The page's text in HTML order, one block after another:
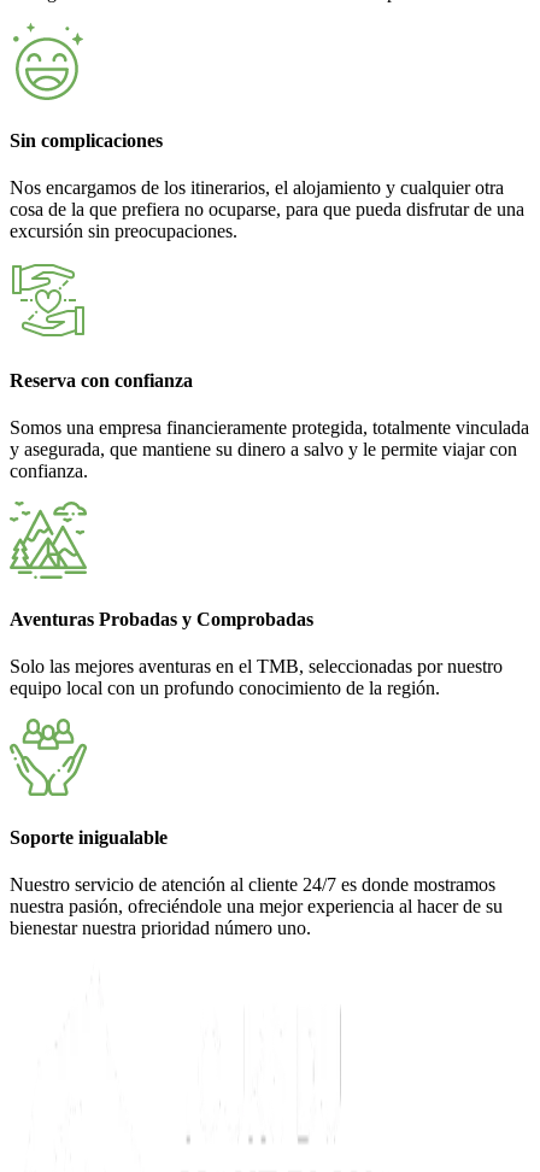
Sin complicaciones
Nos encargamos de los itinerarios, el alojamiento y cualquier otra
cosa de la que prefiera no ocuparse, para que pueda disfrutar de una
excursión sin preocupaciones.
Reserva con confianza
Somos una empresa financieramente protegida, totalmente vinculada
y asegurada, que mantiene su dinero a salvo y le permite viajar con
confianza.
Aventuras Probadas y Comprobadas
Solo las mejores aventuras en el TMB, seleccionadas por nuestro
equipo local con un profundo conocimiento de la región.
Soporte inigualable
Nuestro servicio de atención al cliente 24/7 es donde mostramos
nuestra pasión, ofreciéndole una mejor experiencia al hacer de su
bienestar nuestra prioridad número uno.